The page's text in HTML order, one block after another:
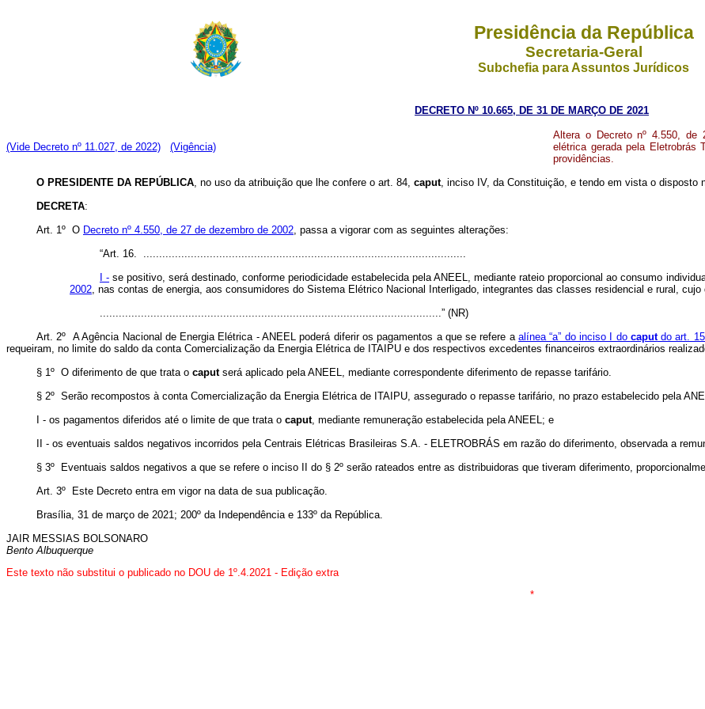
Presidência da República
Secretaria-Geral
Subchefia para Assuntos Jurídicos
DECRETO Nº 10.665, DE 31 DE MARÇO DE 2021
(Vide Decreto nº 11.027, de 2022) (Vigência)
Altera o Decreto nº 4.550, de
elétrica gerada pela Eletrobrás
providências.
O PRESIDENTE DA REPÚBLICA, no uso da atribuição que lhe confere o art. 84, caput, inciso IV, da Constituição, e tendo em vista o disposto
DECRETA:
Art. 1º O Decreto nº 4.550, de 27 de dezembro de 2002, passa a vigorar com as seguintes alterações:
“Art. 16. ......................................................................................................
I - se positivo, será destinado, conforme periodicidade estabelecida pela ANEEL, mediante rateio proporcional ao consumo
2002, nas contas de energia, aos consumidores do Sistema Elétrico Nacional Interligado, integrantes das classes residencial e rural,
............................................................................................................” (NR)
Art. 2º A Agência Nacional de Energia Elétrica - ANEEL poderá diferir os pagamentos a que se refere aalínea “a” do inciso I do caputdo art. 15
requeiram, no limite do saldo da conta Comercialização da Energia Elétrica de ITAIPU e dos respectivos excedentes financeiros extraordinários
§ 1º O diferimento de que trata o caputserá aplicado pela ANEEL, mediante correspondente diferimento de repasse tarifário.
§ 2º Serão recompostos à conta Comercialização da Energia Elétrica de ITAIPU, assegurado o repasse tarifário, no prazo estabelecido pela
I - os pagamentos diferidos até o limite de que trata o caput, mediante remuneração estabelecida pela ANEEL; e
II - os eventuais saldos negativos incorridos pela Centrais Elétricas Brasileiras S.A. - ELETROBRÁS em razão do diferimento, observada a
§ 3º Eventuais saldos negativos a que se refere o inciso II do § 2º serão rateados entre as distribuidoras que tiveram diferimento,
Art. 3º Este Decreto entra em vigor na data de sua publicação.
Brasília, 31 de março de 2021; 200º da Independência e 133º da República.
JAIR MESSIAS BOLSONARO
Bento Albuquerque
Este texto não substitui o publicado no DOU de 1º.4.2021 - Edição extra
*